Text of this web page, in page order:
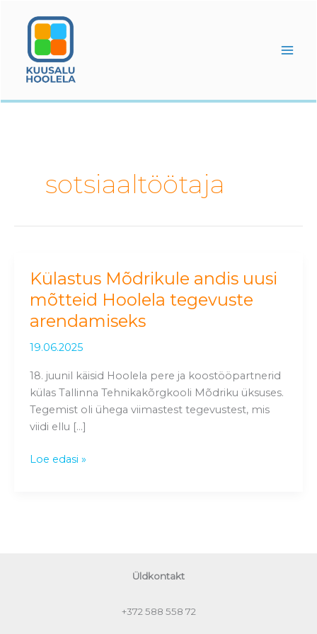
content
sotsiaaltöötaja
Külastus Mõdrikule andis uusi
mõtteid Hoolela tegevuste
arendamiseks
19.06.2025
18. juunil käisid Hoolela pere ja koostööpartnerid
külas Tallinna Tehnikakõrgkooli Mõdriku üksuses.
Tegemist oli ühega viimastest tegevustest, mis
viidi ellu […]
Külastus
Mõdrikule
andis
uusi
mõtteid
tegevuste
arendamiseks
Loe edasi »
Üldkontakt
+372 588 558 72